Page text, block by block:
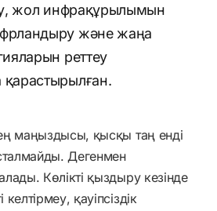
жол инфрақұрылымын
және жаңа
реттеу
маңыздысы, қысқы таң енді
Дегенмен
Көлікті қыздыру кезінде
қауіпсіздік